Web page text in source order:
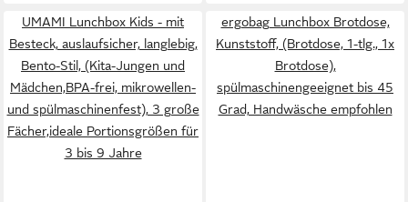
UMAMI Lunchbox Kids - mit
Besteck, auslaufsicher, langlebig,
Bento-Stil, (Kita-Jungen und
Mädchen,BPA-frei, mikrowellen-
und spülmaschinenfest), 3 große
Fächer,ideale Portionsgrößen für
3 bis 9 Jahre
ergobag Lunchbox Brotdose,
Kunststoff, (Brotdose, 1-tlg., 1x
Brotdose),
spülmaschinengeeignet bis 45
Grad, Handwäsche empfohlen